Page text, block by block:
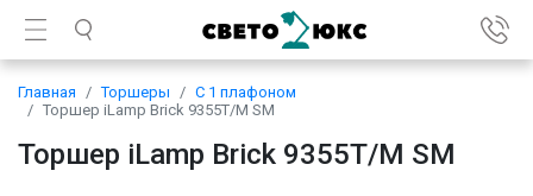
Главная Торшеры
С 1 плафоном
Торшер iLamp Brick 9355T/M SM
Торшер iLamp Brick 9355T/M SM